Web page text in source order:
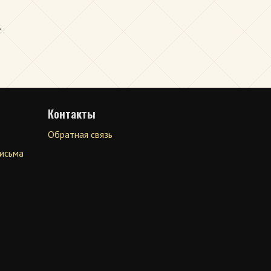
Контакты
Обратная связь